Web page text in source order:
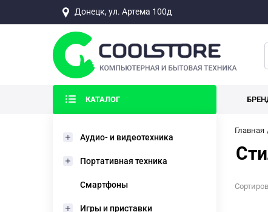
Донецк, ул. Артема 100д
КАТАЛОГ
Аудио- и видеотехника
Портативная техника
Смартфоны
Игры и приставки
Главная